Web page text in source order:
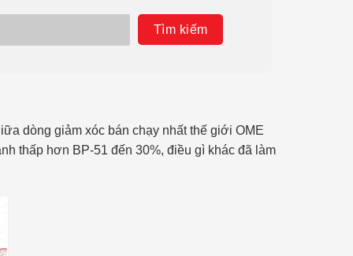
Tìm kiếm
dòng giảm xóc bán chạy nhất thế giới OME
thấp hơn BP-51 đến 30%, điều gì khác đã làm